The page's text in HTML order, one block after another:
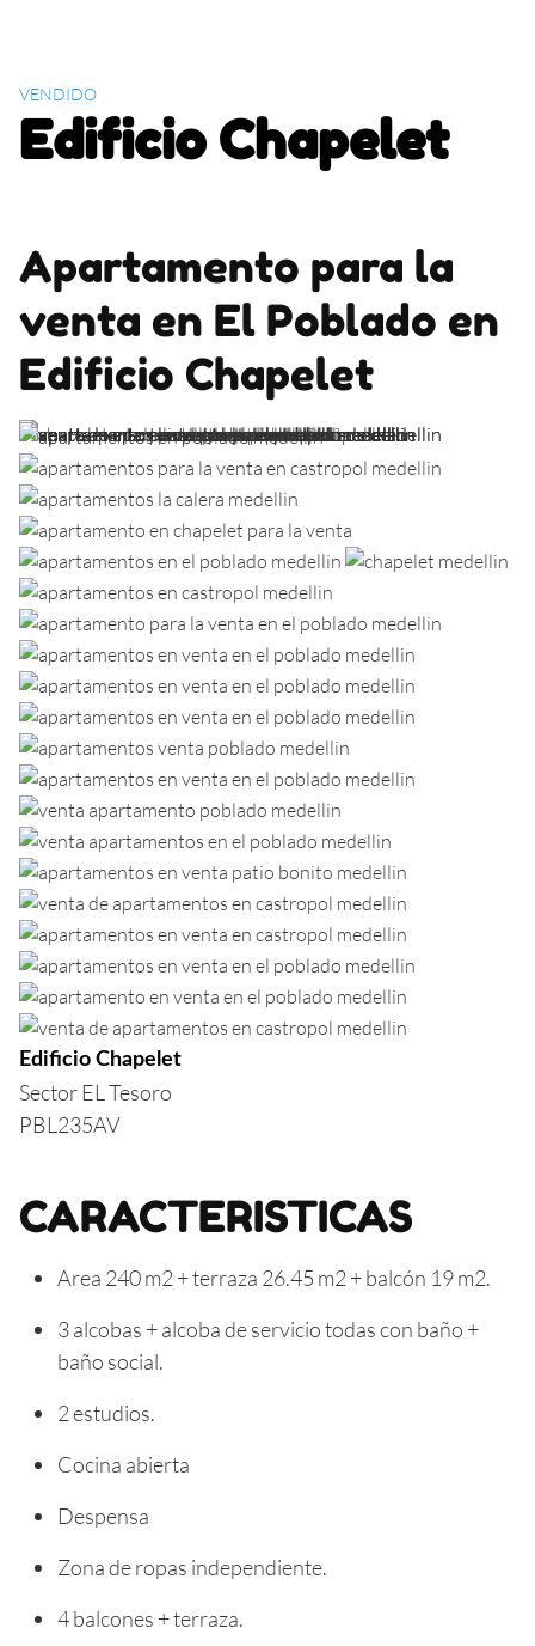
VENDIDO
Edificio Chapelet
Apartamento para la
venta en El Poblado en
Edificio Chapelet
Edificio Chapelet
Sector EL Tesoro
PBL235AV
CARACTERISTICAS
Area 240 m2 + terraza 26.45 m2 + balcón 19 m2.
3 alcobas + alcoba de servicio todas con baño +
baño social.
2 estudios.
Cocina abierta
Despensa
Zona de ropas independiente.
4 balcones + terraza.